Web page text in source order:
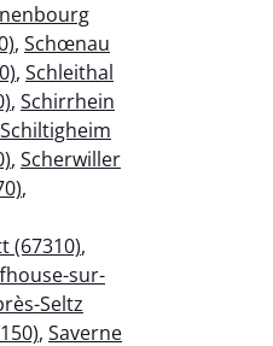
, Schœnau
, Schleithal
, Schirrhein
Schiltigheim
, Scherwiller
,
(67310),
sur-
Seltz
, Saverne